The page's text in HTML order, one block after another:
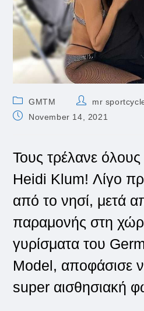
Post
category:
GMTM
Postmr
PostNovember 14, 2021
Τους τρέλανε
Heidi Klum! Λίγο
από το νησί, μετά
παραμονής στη
γυρίσματα του
Model, αποφάσισε
super αισθησιακή